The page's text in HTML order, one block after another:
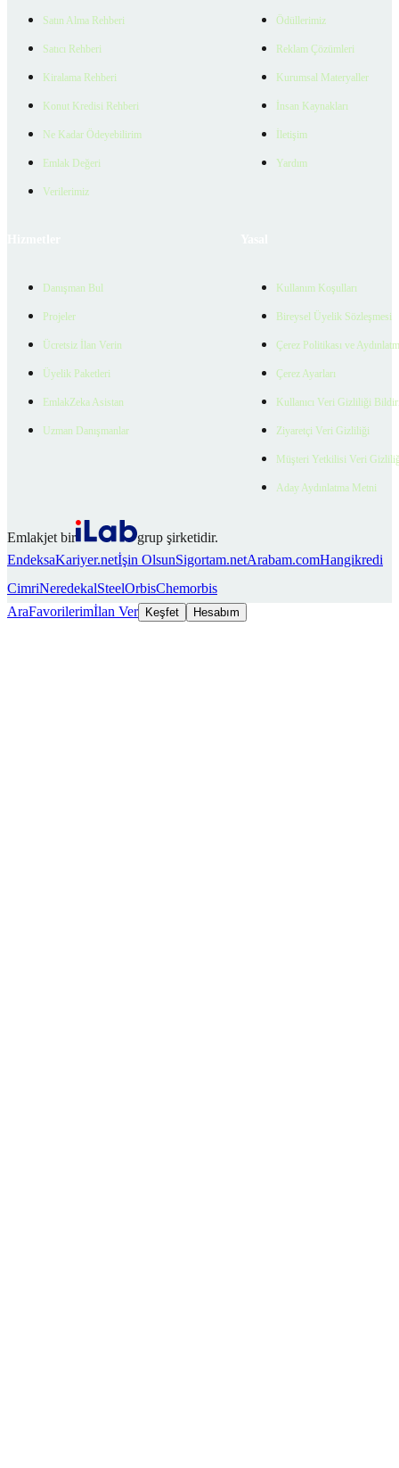
Satın Alma Rehberi
Satıcı Rehberi
Kiralama Rehberi
Konut Kredisi Rehberi
Ne Kadar Ödeyebilirim
Emlak Değeri
Verilerimiz
Ödüllerimiz
Reklam Çözümleri
Kurumsal Materyaller
İnsan Kaynakları
İletişim
Yardım
Danışman Bul
Projeler
Ücretsiz İlan Verin
Üyelik Paketleri
EmlakZeka Asistan
Uzman Danışmanlar
Kullanım Koşulları
Bireysel Üyelik Sözleşmesi
Çerez Politikası ve
Çerez Ayarları
Kullanıcı Veri Gizliliği
Ziyaretçi Veri Gizliliği
Müşteri Yetkilisi Veri
Aday Aydınlatma Metni
Emlakjet bir
grup şirketidir.
EndeksaKariyer.netİşin OlsunSigortam.netArabam.comHangikredi
CimriNeredekalSteelOrbisChemorbis
AraFavorilerimİlan Ver Keşfet Hesabım